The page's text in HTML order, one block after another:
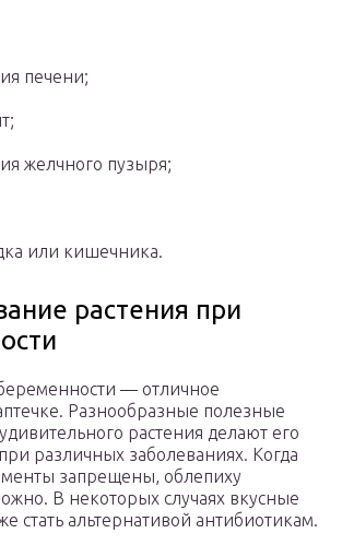
печени;
желчного пузыря;
или кишечника.
растения при
— отличное
Разнообразные полезные
растения делают его
различных заболеваниях. Когда
запрещены, облепиху
В некоторых случаях вкусные
стать альтернативой антибиотикам.